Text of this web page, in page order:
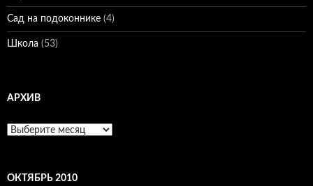
Сад на подоконнике (4)
Школа (53)
АРХИВ
Архив
ОКТЯБРЬ 2010